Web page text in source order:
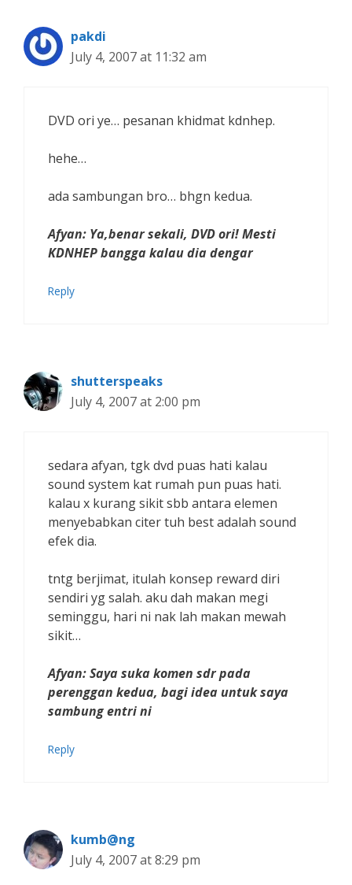
pakdi
July 4, 2007 at 11:32 am
DVD ori ye… pesanan khidmat kdnhep.
hehe…
ada sambungan bro… bhgn kedua.
Afyan: Ya,benar sekali, DVD ori! Mesti
KDNHEP bangga kalau dia dengar
Reply
shutterspeaks
July 4, 2007 at 2:00 pm
sedara afyan, tgk dvd puas hati kalau
sound system kat rumah pun puas hati.
kalau x kurang sikit sbb antara elemen
menyebabkan citer tuh best adalah sound
efek dia.
tntg berjimat, itulah konsep reward diri
sendiri yg salah. aku dah makan megi
seminggu, hari ni nak lah makan mewah
sikit…
Afyan: Saya suka komen sdr pada
perenggan kedua, bagi idea untuk saya
sambung entri ni
Reply
kumb@ng
July 4, 2007 at 8:29 pm